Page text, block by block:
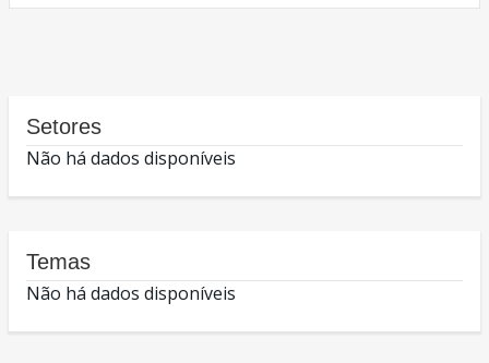
Setores
Não há dados disponíveis
Temas
Não há dados disponíveis